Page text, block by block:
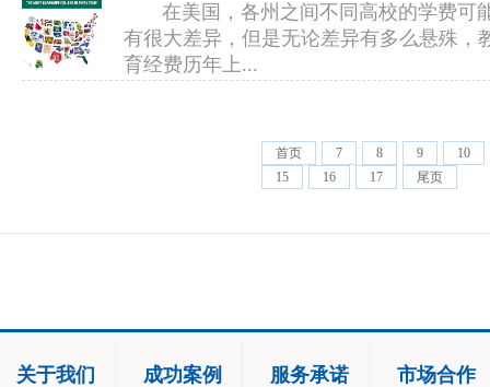
在美国，各州之间不同高校的学费可
有很大差异，但是无论差异有多么悬殊，
育经费历年上...
首页 7 8 9
10
15
16 17 尾页
关于我们 成功案例 服务承诺 市场合作